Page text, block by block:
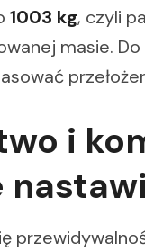
1003 kg, czyli
masie.
i